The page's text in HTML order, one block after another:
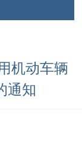
机动车辆
通知